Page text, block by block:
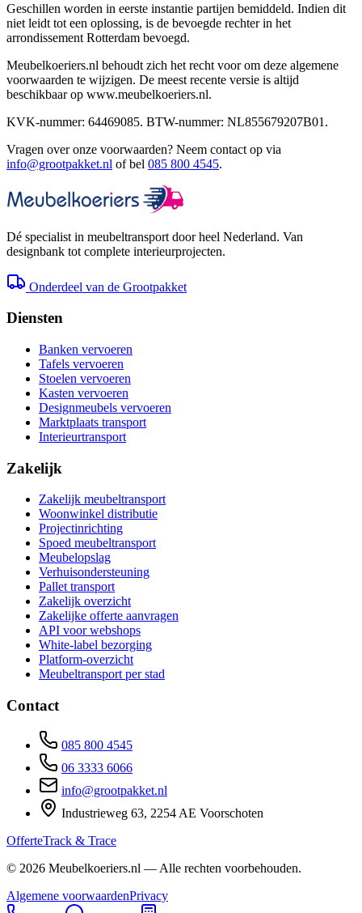
Geschillen worden in eerste instantie partijen bemiddeld. Indien dit
niet leidt tot een oplossing, is de bevoegde rechter in het
arrondissement Rotterdam bevoegd.
Meubelkoeriers.nl behoudt zich het recht voor om deze algemene
voorwaarden te wijzigen. De meest recente versie is altijd
beschikbaar op www.meubelkoeriers.nl.
KVK-nummer: 64469085. BTW-nummer: NL855679207B01.
Vragen over onze voorwaarden? Neem contact op via
info@grootpakket.nl of bel 085 800 4545.
Dé specialist in meubeltransport door heel Nederland. Van
designbank tot complete interieurprojecten.
Onderdeel van de Grootpakket
Diensten
Banken vervoeren
Tafels vervoeren
Stoelen vervoeren
Kasten vervoeren
Designmeubels vervoeren
Marktplaats transport
Interieurtransport
Zakelijk
Zakelijk meubeltransport
Woonwinkel distributie
Projectinrichting
Spoed meubeltransport
Meubelopslag
Verhuisondersteuning
Pallet transport
Zakelijk overzicht
Zakelijke offerte aanvragen
API voor webshops
White-label bezorging
Platform-overzicht
Meubeltransport per stad
Contact
085 800 4545
06 3333 6066
info@grootpakket.nl
Industrieweg 63, 2254 AE Voorschoten
OfferteTrack & Trace
© 2026 Meubelkoeriers.nl — Alle rechten voorbehouden.
Algemene voorwaardenPrivacy